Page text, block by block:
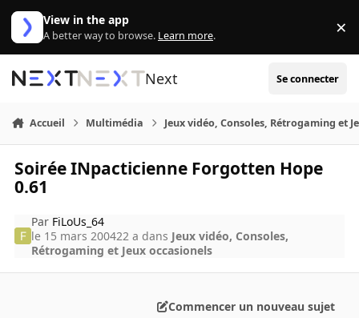
Aller au contenu
View in the app
A better way to browse. Learn more. ×
Next Se connecter
Accueil Multimédia Jeux vidéo, Consoles, Rétrogaming et
Soirée INpacticienne Forgotten Hope
0.61
Par FiLoUs_64
le 15 mars 200422 a dans Jeux vidéo, Consoles,
Rétrogaming et Jeux occasionels
Commencer un nouveau sujet